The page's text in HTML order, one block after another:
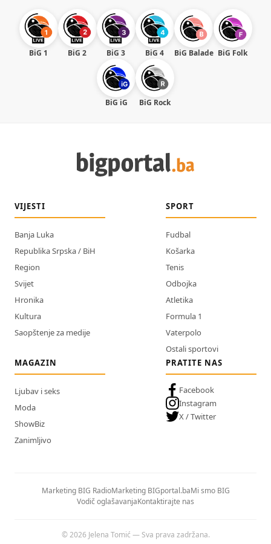
BiG 1 BiG 2 BiG 3 BiG 4 BiG Balade BiG Folk
BiG iG BiG Rock
VIJESTI
Banja Luka
Republika Srpska / BiH
Region
Svijet
Hronika
Kultura
Saopštenje za medije
SPORT
Fudbal
Košarka
Tenis
Odbojka
Atletika
Formula 1
Vaterpolo
Ostali sportovi
MAGAZIN
Ljubav i seks
Moda
ShowBiz
Zanimljivo
PRATITE NAS
Facebook
Instagram
X / Twitter
Marketing BIG RadioMarketing BIGportal.baMi smo BIG
Vodič oglašavanjaKontaktirajte nas
© 2026 Jelena Tomić — Sva prava zadržana.